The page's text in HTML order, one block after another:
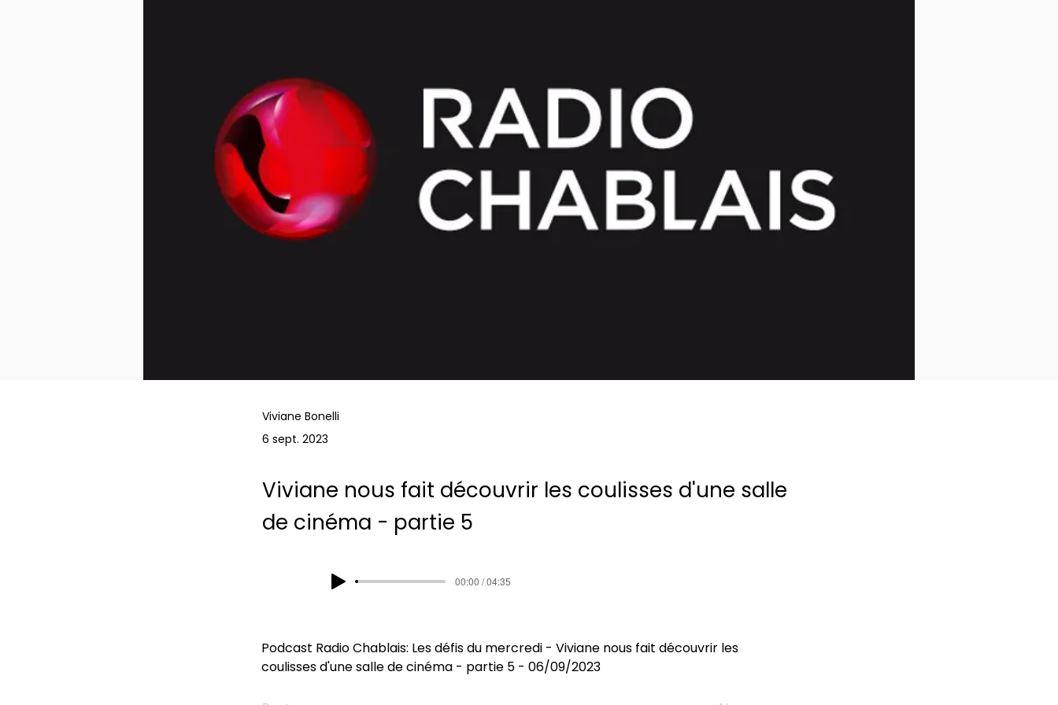
Viviane Bonelli
6 sept. 2023
Viviane nous fait découvrir les coulisses d'une salle
de cinéma - partie 5
00:00 / 04:35
Podcast Radio Chablais: Les défis du mercredi - Viviane nous fait découvrir les
coulisses d'une salle de cinéma - partie 5 - 06/09/2023